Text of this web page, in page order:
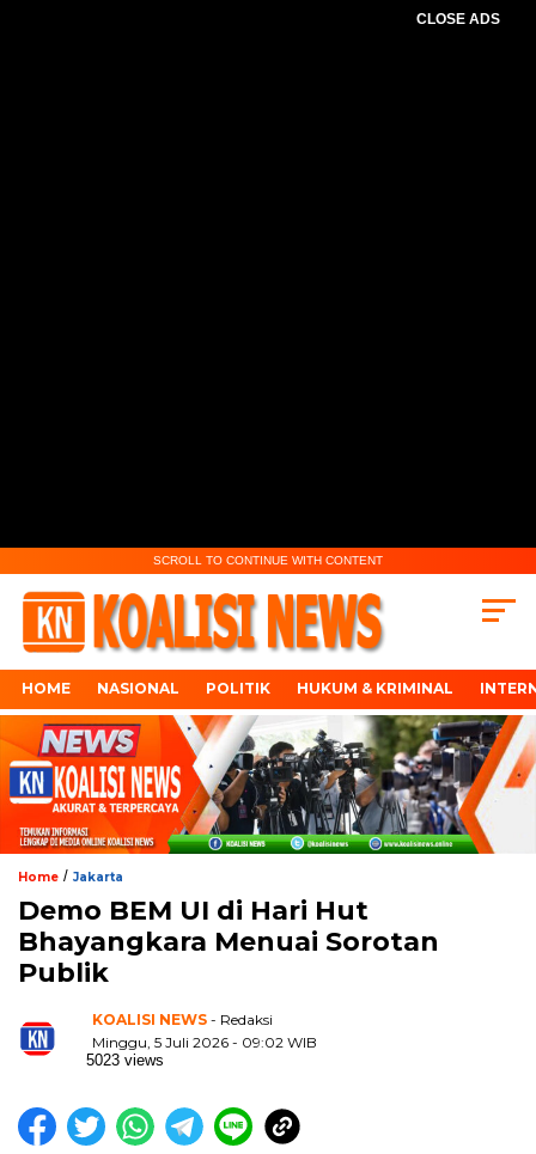
CLOSE ADS
SCROLL TO CONTINUE WITH CONTENT
HOME NASIONAL POLITIK HUKUM & KRIMINAL
Home / Jakarta
Demo BEM UI di Hari Hut
Bhayangkara Menuai Sorotan
Publik
KOALISI NEWS - Redaksi
Minggu, 5 Juli 2026 - 09:02 WIB
5023 views